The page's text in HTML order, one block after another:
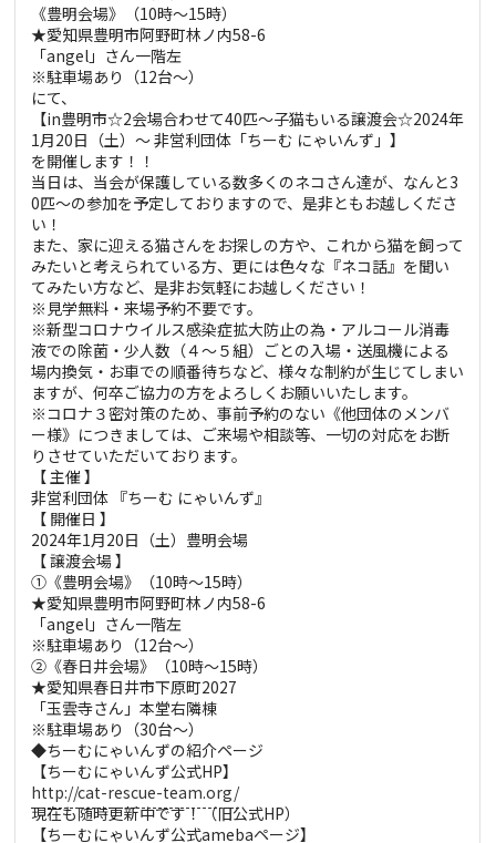
《豊明会場》（10時～15時）
★愛知県豊明市阿野町林ノ内58-6
「angel」さん一階左
※駐車場あり（12台～）
にて、
【in豊明市☆2会場合わせて40匹～子猫もいる譲渡会☆2024年
1月20日（土）～ 非営利団体「ちーむ にゃいんず」】
を開催します！！
当日は、当会が保護している数多くのネコさん達が、なんと3
0匹～の参加を予定しておりますので、是非ともお越しくださ
い！
また、家に迎える猫さんをお探しの方や、これから猫を飼って
みたいと考えられている方、更には色々な『ネコ話』を聞い
てみたい方など、是非お気軽にお越しください！
※見学無料・来場予約不要です。
※新型コロナウイルス感染症拡大防止の為・アルコール消毒
液での除菌・少人数（４～５組）ごとの入場・送風機による
場内換気・お車での順番待ちなど、様々な制約が生じてしまい
ますが、何卒ご協力の方をよろしくお願いいたします。
※コロナ３密対策のため、事前予約のない《他団体のメンバ
ー様》につきましては、ご来場や相談等、一切の対応をお断
りさせていただいております。
【 主催 】
非営利団体 『ちーむ にゃいんず』
【 開催日 】
2024年1月20日（土）豊明会場
【 譲渡会場 】
①《豊明会場》（10時～15時）
★愛知県豊明市阿野町林ノ内58-6
「angel」さん一階左
※駐車場あり（12台～）
②《春日井会場》（10時～15時）
★愛知県春日井市下原町2027
「玉雲寺さん」本堂右隣棟
※駐車場あり（30台～）
◆ちーむにゃいんずの紹介ページ
【ちーむにゃいんず公式HP】
http://cat-rescue-team.org/
現在も随時更新中です！（旧公式HP）
【ちーむにゃいんず公式amebaページ】